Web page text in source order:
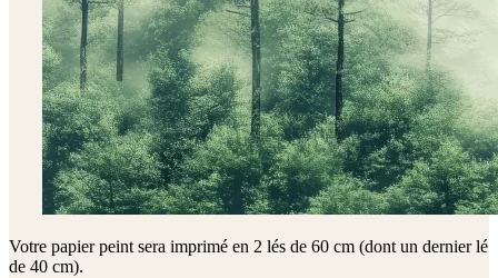
Votre papier peint sera imprimé en 2 lés de 60 cm (dont un dernier lé
de 40 cm).